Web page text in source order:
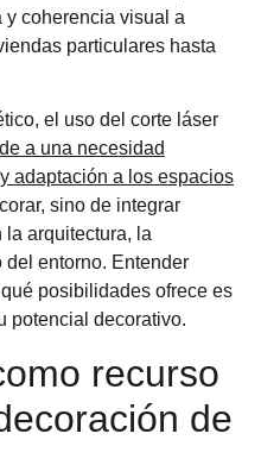
y coherencia visual a
particulares hasta
el uso del corte láser
a una necesidad
adaptación a los espacios
sino de integrar
arquitectura, la
entorno. Entender
posibilidades ofrece es
potencial decorativo.
recurso
de